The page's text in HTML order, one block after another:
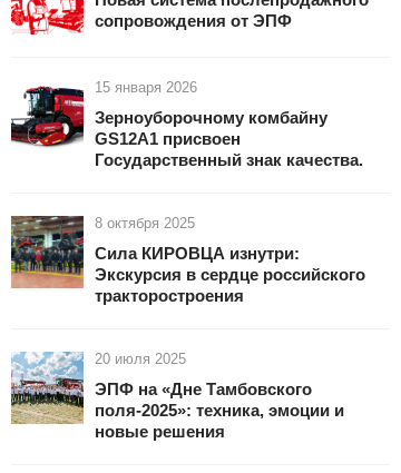
сопровождения от ЭПФ
15 января 2026
Зерноуборочному комбайну
GS12А1 присвоен
Государственный знак качества.
8 октября 2025
Сила КИРОВЦА изнутри:
Экскурсия в сердце российского
тракторостроения
20 июля 2025
ЭПФ на «Дне Тамбовского
поля-2025»: техника, эмоции и
новые решения